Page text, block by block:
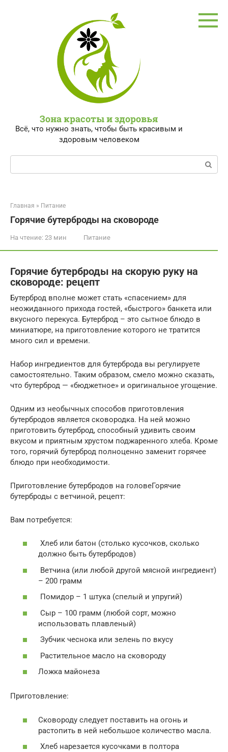
Зона красоты и здоровья
Всё, что нужно знать, чтобы быть красивым и
здоровым человеком
Поиск:
Главная » Питание
Горячие бутерброды на сковороде
На чтение: 23 мин Питание
Горячие бутерброды на скорую руку на
сковороде: рецепт
Бутерброд вполне может стать «спасением» для
неожиданного прихода гостей, «быстрого» банкета или
вкусного перекуса. Бутерброд – это сытное блюдо в
миниатюре, на приготовление которого не тратится
много сил и времени.
Набор ингредиентов для бутерброда вы регулируете
самостоятельно. Таким образом, смело можно сказать,
что бутерброд — «бюджетное» и оригинальное угощение.
Одним из необычных способов приготовления
бутербродов является сковородка. На ней можно
приготовить бутерброд, способный удивить своим
вкусом и приятным хрустом поджаренного хлеба. Кроме
того, горячий бутерброд полноценно заменит горячее
блюдо при необходимости.
Приготовление бутербродов на головеГорячие
бутерброды с ветчиной, рецепт:
Вам потребуется:
Хлеб или батон (столько кусочков, сколько
должно быть бутербродов)
Ветчина (или любой другой мясной ингредиент)
– 200 грамм
Помидор – 1 штука (спелый и упругий)
Сыр – 100 грамм (любой сорт, можно
использовать плавленый)
Зубчик чеснока или зелень по вкусу
Растительное масло на сковороду
Ложка майонеза
Приготовление:
Сковороду следует поставить на огонь и
растопить в ней небольшое количество масла.
Хлеб нарезается кусочками в полтора